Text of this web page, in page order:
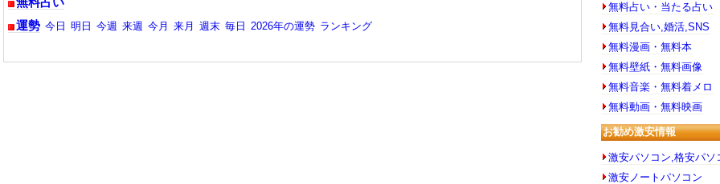
運勢 今日 明日 今週 来週 今月 来月 週末 毎日 2026年の運勢 ランキング
無料占い・当たる占い
無料見合い,婚活,SNS
無料漫画・無料本
無料壁紙・無料画像
無料音楽・無料着メロ
無料動画・無料映画
お勧め激安情報
激安パソコン,格安パソ
激安ノートパソコン